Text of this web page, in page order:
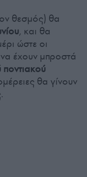
θεσμός) θα
, και θα
ώστε οι
έχουν μπροστά
θα γίνουν